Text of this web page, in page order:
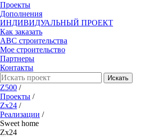
Проекты
Дополнения
ИНДИВИДУАЛЬНЫЙ ПРОЕКТ
Как заказать
ABC строительства
Мое строительство
Партнеры
Контакты
Искать
Z500 /
Проекты /
Zx24 /
Реализации /
Sweet home
Zx24